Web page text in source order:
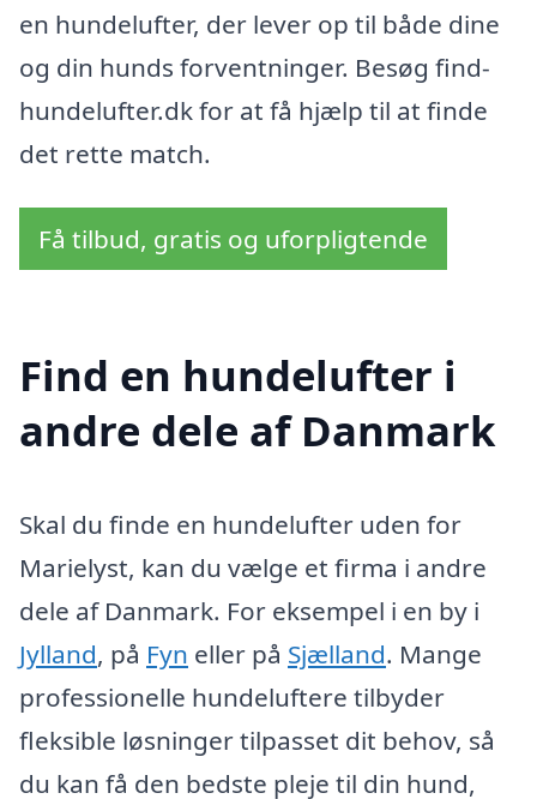
en hundelufter, der lever op til både dine
og din hunds forventninger. Besøg find-
hundelufter.dk for at få hjælp til at finde
det rette match.
Få tilbud, gratis og uforpligtende
Find en hundelufter i
andre dele af Danmark
Skal du finde en hundelufter uden for
Marielyst, kan du vælge et firma i andre
dele af Danmark. For eksempel i en by i
Jylland, på Fyn eller på Sjælland. Mange
professionelle hundeluftere tilbyder
fleksible løsninger tilpasset dit behov, så
du kan få den bedste pleje til din hund,